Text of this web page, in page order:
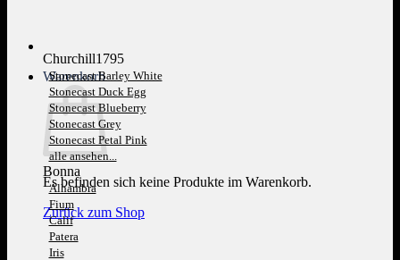
Warenkorb
Es befinden sich keine Produkte im Warenkorb.
Zurück zum Shop
Churchill1795
Stonecast Barley White
Stonecast Duck Egg
Stonecast Blueberry
Stonecast Grey
Stonecast Petal Pink
alle ansehen...
Bonna
Alhambra
Fium
Calif
Patera
Iris